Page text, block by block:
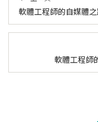
軟體工程師的自媒體
軟體工程師